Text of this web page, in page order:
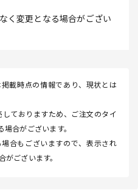
く変更となる場合がござい
載時点の情報であり、現状とは
ておりますため、ご注文のタイ
合がございます。
合もございますので、表示され
ございます。